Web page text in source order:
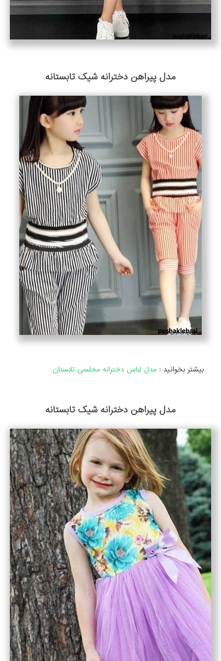
مدل پیراهن دخترانه شیک تابستانه
بیشتر بخوانید : مدل لباس دخترانه مجلسی تابستان
مدل پیراهن دخترانه شیک تابستانه